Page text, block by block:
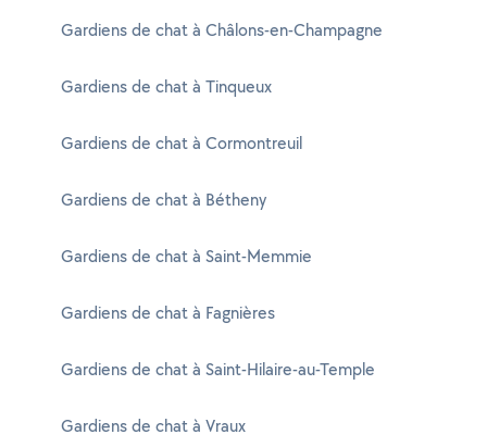
Gardiens de chat à Châlons-en-Champagne
Gardiens de chat à Tinqueux
Gardiens de chat à Cormontreuil
Gardiens de chat à Bétheny
Gardiens de chat à Saint-Memmie
Gardiens de chat à Fagnières
Gardiens de chat à Saint-Hilaire-au-Temple
Gardiens de chat à Vraux